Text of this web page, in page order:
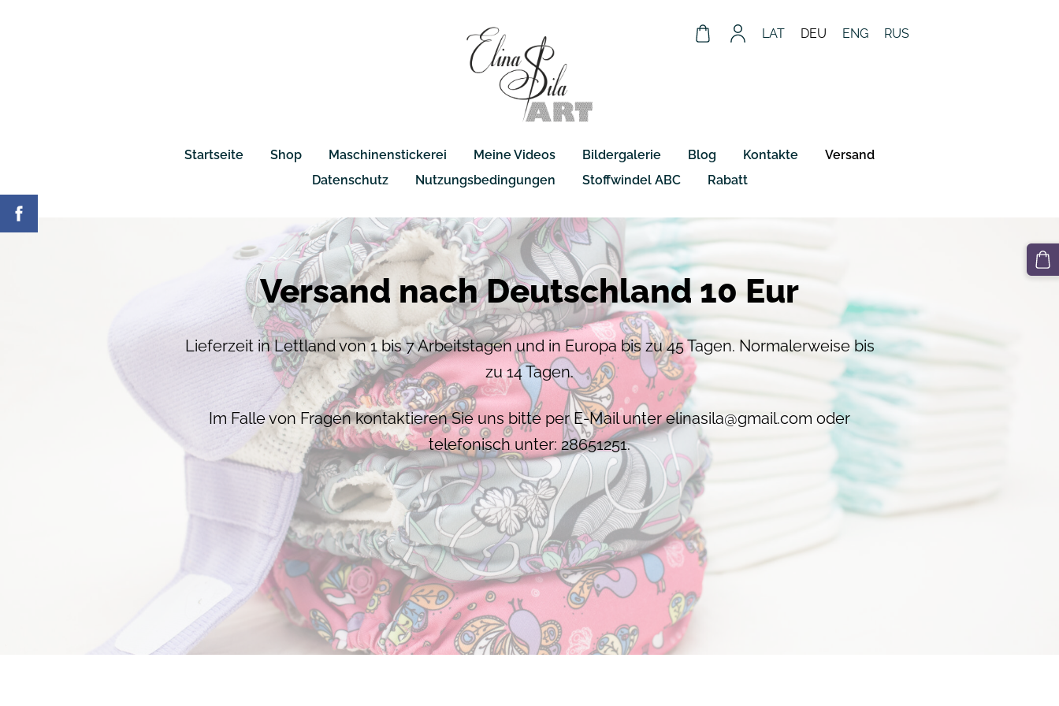
Startseite Shop Maschinenstickerei Meine Videos Bildergalerie Blog Kontakte
Versand
Datenschutz
Nutzungsbedingungen Stoffwindel ABC Rabatt
LAT DEU ENG RUS
Versand nach Deutschland 10 Eur
Lieferzeit in Lettland von 1 bis 7 Arbeitstagen und in Europa bis zu 45 Tagen. Normalerweise bis
zu 14 Tagen.
Im Falle von Fragen kontaktieren Sie uns bitte per E-Mail unterelinasila@gmail.com oder
telefonisch unter: 28651251.